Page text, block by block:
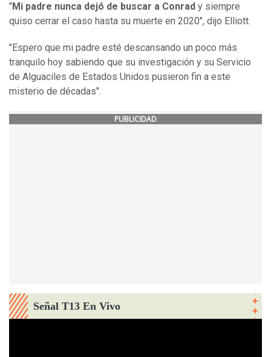
" Mi padre nunca dejó de buscar a Conrad y siempre
quiso cerrar el caso hasta su muerte en 2020", dijo Elliott.
"Espero que mi padre esté descansando un poco más
tranquilo hoy sabiendo que su investigación y su Servicio
de Alguaciles de Estados Unidos pusieron fin a este
misterio de décadas".
PUBLICIDAD
Señal T13 En Vivo